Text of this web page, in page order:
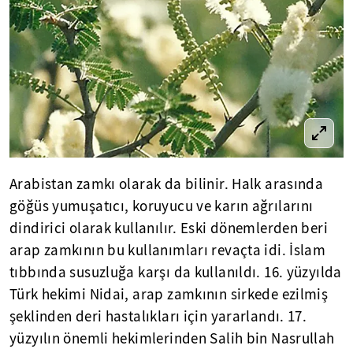
Arabistan zamkı olarak da bilinir. Halk arasında
göğüs yumuşatıcı, koruyucu ve karın ağrılarını
dindirici olarak kullanılır. Eski dönemlerden beri
arap zamkının bu kullanımları revaçta idi. İslam
tıbbında susuzluğa karşı da kullanıldı. 16. yüzyılda
Türk hekimi Nidai, arap zamkının sirkede ezilmiş
şeklinden deri hastalıkları için yararlandı. 17.
yüzyılın önemli hekimlerinden Salih bin Nasrullah